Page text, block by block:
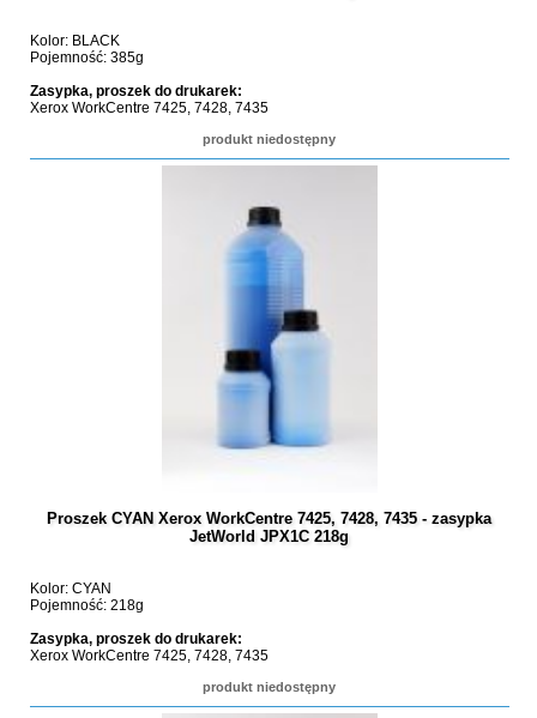
Kolor: BLACK
Pojemność: 385g
Zasypka, proszek do drukarek:
Xerox WorkCentre 7425, 7428, 7435
produkt niedostępny
Proszek CYAN Xerox WorkCentre 7425, 7428, 7435 - zasypka
JetWorld JPX1C 218g
Kolor: CYAN
Pojemność: 218g
Zasypka, proszek do drukarek:
Xerox WorkCentre 7425, 7428, 7435
produkt niedostępny